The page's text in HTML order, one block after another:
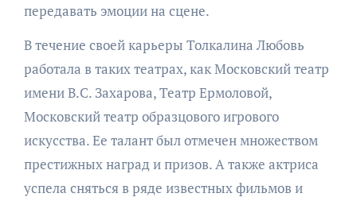
передавать эмоции на сцене.
В течение своей карьеры Толкалина Любовь
работала в таких театрах, как Московский театр
имени В.С. Захарова, Театр Ермоловой,
Московский театр образцового игрового
искусства. Ее талант был отмечен множеством
престижных наград и призов. А также актриса
успела сняться в ряде известных фильмов и